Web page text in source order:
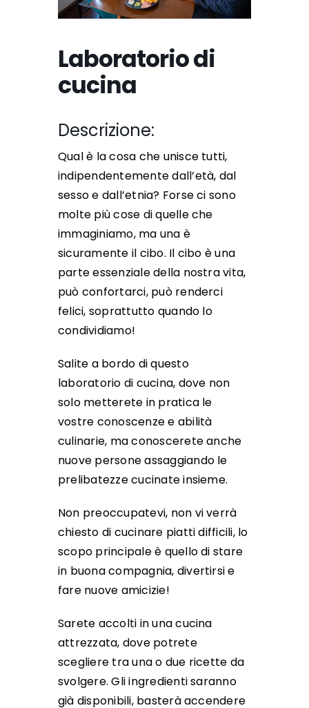
Laboratorio di
cucina
Descrizione:
Qual è la cosa che unisce tutti,
indipendentemente dall’età, dal
sesso e dall’etnia? Forse ci sono
molte più cose di quelle che
immaginiamo, ma una è
sicuramente il cibo. Il cibo è una
parte essenziale della nostra vita,
può confortarci, può renderci
felici, soprattutto quando lo
condividiamo!
Salite a bordo di questo
laboratorio di cucina, dove non
solo metterete in pratica le
vostre conoscenze e abilità
culinarie, ma conoscerete anche
nuove persone assaggiando le
prelibatezze cucinate insieme.
Non preoccupatevi, non vi verrà
chiesto di cucinare piatti difficili, lo
scopo principale è quello di stare
in buona compagnia, divertirsi e
fare nuove amicizie!
Sarete accolti in una cucina
attrezzata, dove potrete
scegliere tra una o due ricette da
svolgere. Gli ingredienti saranno
già disponibili, basterà accendere